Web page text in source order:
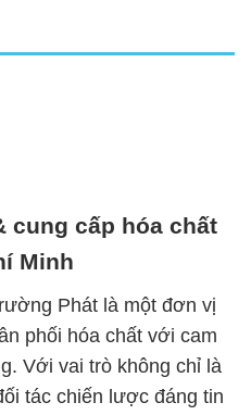
cung cấp hóa chất
Minh
Phát là một đơn vị
phối hóa chất với cam
Với vai trò không chỉ là
tác chiến lược đáng tin